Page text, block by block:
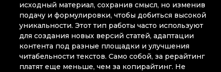
исходный материал, сохранив смысл, но изменив
подачу и формулировки, чтобы добиться высокой
уникальности. Этот тип работы часто используют
для создания новых версий статей, адаптации
контента под разные площадки и улучшения
читабельности текстов. Само собой, за рерайтинг
платят еще меньше, чем за копирайтинг. Не